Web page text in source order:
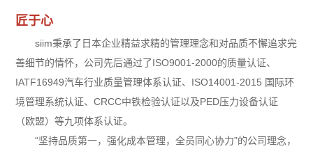
匠于心
siim秉承了日本企业精益求精的管理理念和对品质不懈追求完
善细节的情怀，公司先后通过了ISO9001-2000的质量认证、
IATF16949汽车行业质量管理体系认证、ISO14001-2015 国际环
境管理系统认证、CRCC中铁检验认证以及PED压力设备认证
（欧盟）等九项体系认证。
“坚持品质第一，强化成本管理，全员同心协力”的公司理念，